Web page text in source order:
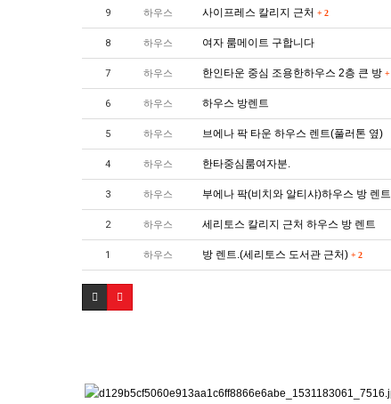
9 하우스 사이프레스 칼리지 근처 + 2
8 하우스 여자 룸메이트 구합니다
7 하우스 한인타운 중심 조용한하우스 2층 큰 방 +
6 하우스 하우스 방렌트
5 하우스 브에나 팍 타운 하우스 렌트(풀러톤 옆)
4 하우스 한타중심룸여자분.
3 하우스 부에나 팍(비치와 알티샤)하우스 방 렌트
2 하우스 세리토스 칼리지 근처 하우스 방 렌트
1 하우스 방 렌트.(세리토스 도서관 근처) + 2